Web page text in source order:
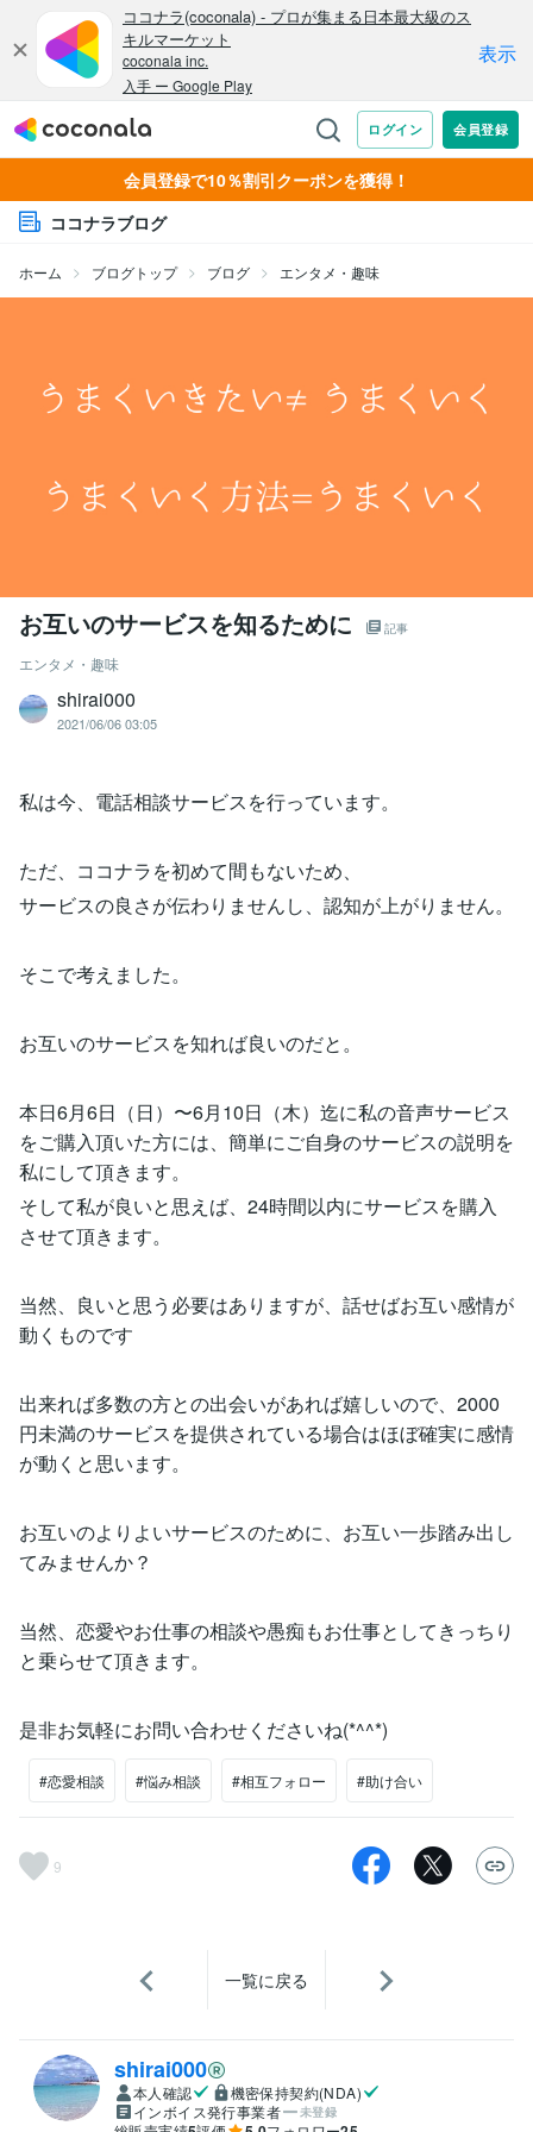
会員登録で10％割引クーポンを獲得！
ココナラブログ
ホーム ブログトップ ブログ エンタメ・趣味
お互いのサービスを知るために 記事
エンタメ・趣味
shirai000
2021/06/06 03:05
私は今、電話相談サービスを行っています。
ただ、ココナラを初めて間もないため、
サービスの良さが伝わりませんし、認知が上がりません。
そこで考えました。
お互いのサービスを知れば良いのだと。
本日6月6日（日）〜6月10日（木）迄に私の音声サービス
をご購入頂いた方には、簡単にご自身のサービスの説明を
私にして頂きます。
そして私が良いと思えば、24時間以内にサービスを購入
させて頂きます。
当然、良いと思う必要はありますが、話せばお互い感情が
動くものです
出来れば多数の方との出会いがあれば嬉しいので、2000
円未満のサービスを提供されている場合はほぼ確実に感情
が動くと思います。
お互いのよりよいサービスのために、お互い一歩踏み出し
てみませんか？
当然、恋愛やお仕事の相談や愚痴もお仕事としてきっちり
と乗らせて頂きます。
是非お気軽にお問い合わせくださいね(*^^*)
#恋愛相談 #悩み相談 #相互フォロー #助け合い
9
一覧に戻る
shirai000
本人確認
機密保持契約(NDA)
インボイス発行事業者
未登録